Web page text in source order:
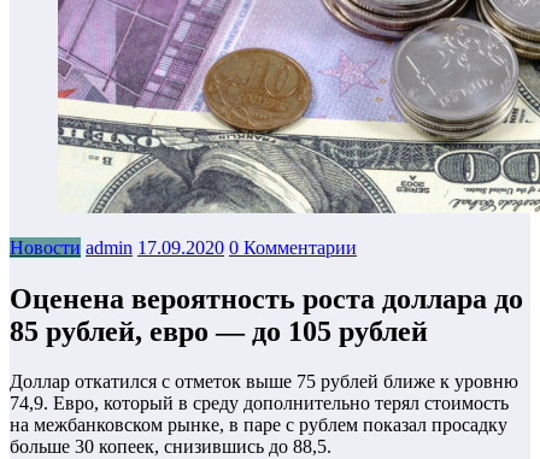
Новости admin 17.09.2020 0 Комментарии
Оценена вероятность роста доллара до
85 рублей, евро — до 105 рублей
Доллар откатился с отметок выше 75 рублей ближе к уровню
74,9. Евро, который в среду дополнительно терял стоимость
на межбанковском рынке, в паре с рублем показал просадку
больше 30 копеек, снизившись до 88,5.